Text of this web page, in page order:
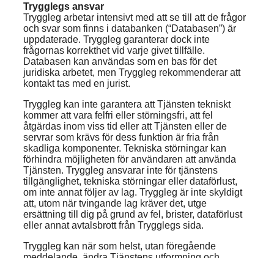
Trygglegs ansvar
Tryggleg arbetar intensivt med att se till att de frågor
och svar som finns i databanken (“Databasen”) är
uppdaterade. Tryggleg garanterar dock inte
frågornas korrekthet vid varje givet tillfälle.
Databasen kan användas som en bas för det
juridiska arbetet, men Tryggleg rekommenderar att
kontakt tas med en jurist.
Tryggleg kan inte garantera att Tjänsten tekniskt
kommer att vara felfri eller störningsfri, att fel
åtgärdas inom viss tid eller att Tjänsten eller de
servrar som krävs för dess funktion är fria från
skadliga komponenter. Tekniska störningar kan
förhindra möjligheten för användaren att använda
Tjänsten. Tryggleg ansvarar inte för tjänstens
tillgänglighet, tekniska störningar eller dataförlust,
om inte annat följer av lag. Tryggleg är inte skyldigt
att, utom när tvingande lag kräver det, utge
ersättning till dig på grund av fel, brister, dataförlust
eller annat avtalsbrott från Trygglegs sida.
Tryggleg kan när som helst, utan föregående